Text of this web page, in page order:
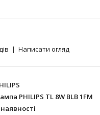
| Написати огляд
PHILIPS TL 8W BLB 1FM